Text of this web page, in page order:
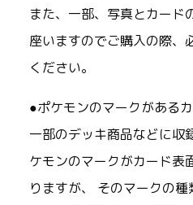
また、一部、写真とカード
座いますのでご購入の際、
ください。
●ポケモンのマークがある
一部のデッキ商品などに収
ケモンのマークがカード表
りますが、 そのマークの